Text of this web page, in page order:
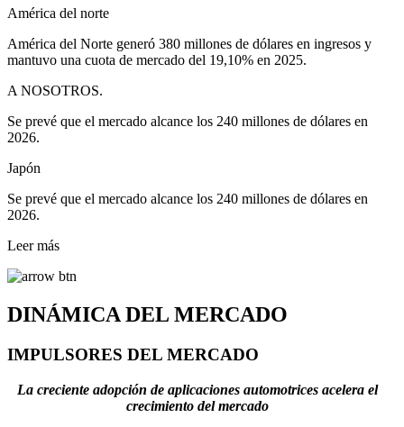
América del norte
América del Norte generó 380 millones de dólares en ingresos y
mantuvo una cuota de mercado del 19,10% en 2025.
A NOSOTROS.
Se prevé que el mercado alcance los 240 millones de dólares en
2026.
Japón
Se prevé que el mercado alcance los 240 millones de dólares en
2026.
Leer más
DINÁMICA DEL MERCADO
IMPULSORES DEL MERCADO
La creciente adopción de aplicaciones automotrices acelera el
crecimiento del mercado